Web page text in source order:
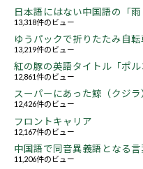
日本語にはない中国語の「
13,318件のビュー
ゆうパックで折りたたみ自
13,219件のビュー
紅の豚の英語タイトル「ポ
12,861件のビュー
スーパーにあった鯨（クジ
12,426件のビュー
フロントキャリア
12,167件のビュー
中国語で同音異義語となる言
11,206件のビュー